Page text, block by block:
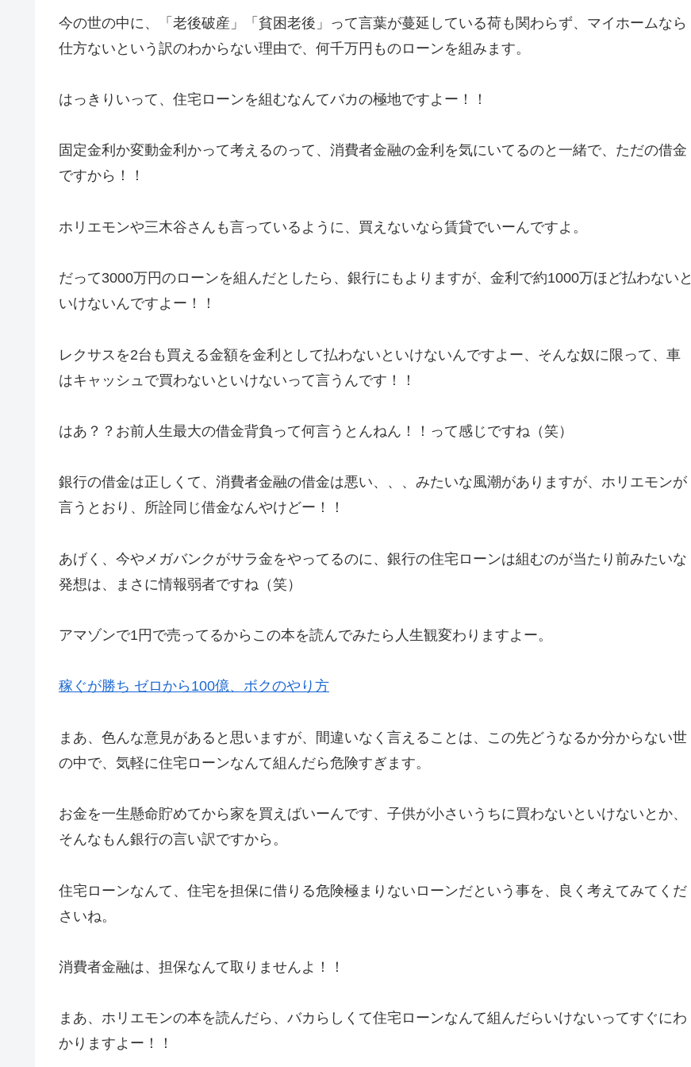
今の世の中に、「老後破産」「貧困老後」って言葉が蔓延している荷も関わらず、マイホームなら
仕方ないという訳のわからない理由で、何千万円ものローンを組みます。
はっきりいって、住宅ローンを組むなんてバカの極地ですよー！！
固定金利か変動金利かって考えるのって、消費者金融の金利を気にいてるのと一緒で、ただの借金
ですから！！
ホリエモンや三木谷さんも言っているように、買えないなら賃貸でいーんですよ。
だって3000万円のローンを組んだとしたら、銀行にもよりますが、金利で約1000万ほど払わないと
いけないんですよー！！
レクサスを2台も買える金額を金利として払わないといけないんですよー、そんな奴に限って、車
はキャッシュで買わないといけないって言うんです！！
はあ？？お前人生最大の借金背負って何言うとんねん！！って感じですね（笑）
銀行の借金は正しくて、消費者金融の借金は悪い、、、みたいな風潮がありますが、ホリエモンが
言うとおり、所詮同じ借金なんやけどー！！
あげく、今やメガバンクがサラ金をやってるのに、銀行の住宅ローンは組むのが当たり前みたいな
発想は、まさに情報弱者ですね（笑）
アマゾンで1円で売ってるからこの本を読んでみたら人生観変わりますよー。
稼ぐが勝ち ゼロから100億、ボクのやり方
まあ、色んな意見があると思いますが、間違いなく言えることは、この先どうなるか分からない世
の中で、気軽に住宅ローンなんて組んだら危険すぎます。
お金を一生懸命貯めてから家を買えばいーんです、子供が小さいうちに買わないといけないとか、
そんなもん銀行の言い訳ですから。
住宅ローンなんて、住宅を担保に借りる危険極まりないローンだという事を、良く考えてみてくだ
さいね。
消費者金融は、担保なんて取りませんよ！！
まあ、ホリエモンの本を読んだら、バカらしくて住宅ローンなんて組んだらいけないってすぐにわ
かりますよー！！